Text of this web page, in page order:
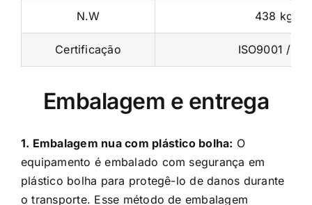
Embalagem e entrega
1. Embalagem nua com plástico bolha: O
equipamento é embalado com segurança em
o transporte. Esse método de embalagem
garante que o produto permaneça seguro e
intacto durante todo o processo de envio.